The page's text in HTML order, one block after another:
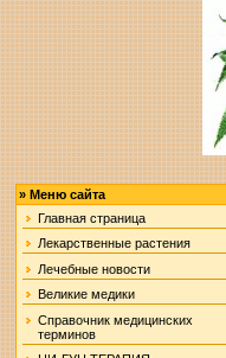
»Меню сайта
Главная страница
Лекарственные растения
Лечебные новости
Великие медики
Справочник медицинских
терминов